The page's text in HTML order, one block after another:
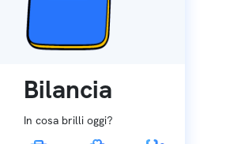
Bilancia
In cosa brilli oggi?